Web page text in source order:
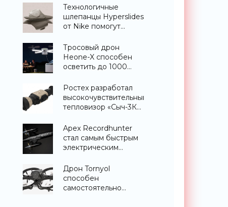
«Гаджеты»
Технологичные
шлепанцы Hyperslides
от Nike помогут
ноги после
тренировки -
«Гаджеты»
Тросовый дрон
Heone-X способен
осветить до 1000
земли -
«Беспилотники»
Ростех разработал
высокочувствительный
тепловизор «Сыч-3К»
распознавания до 2
км - «Гаджеты»
Apex Recordhunter
стал самым быстрым
электрическим
«Беспилотники»
Дрон Tornyol
способен
самостоятельно